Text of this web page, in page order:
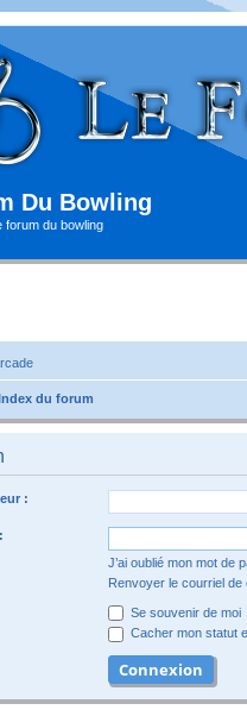
Du Bowling
forum du bowling
du forum
:
J’ai oublié mon mot de
Renvoyer le courriel de
Se souvenir de moi
Cacher mon statut